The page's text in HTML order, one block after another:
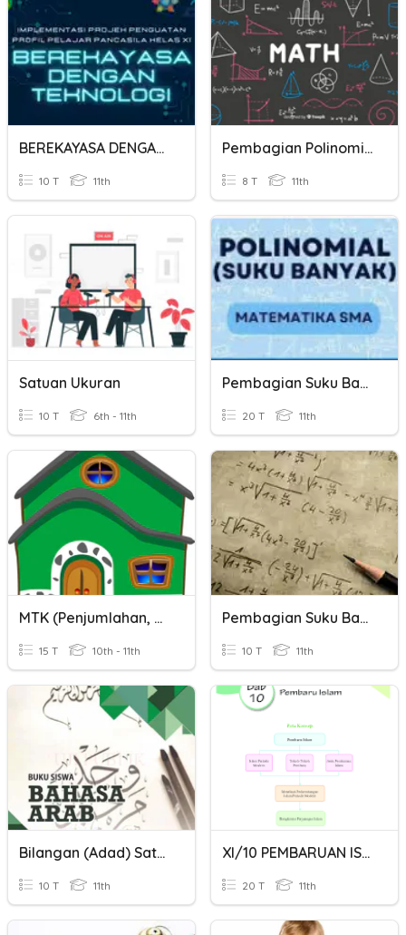
BEREKAYASA DENGAN TEKNOLOGI 1
10 T 11th
Pembagian Polinomial
8 T 11th
Satuan Ukuran
10 T 6th - 11th
Pembagian Suku Banyak
20 T 11th
MTK (Penjumlahan, Pengurangan, Pembagian Dan Perkalian)
15 T 10th - 11th
Pembagian Suku Banyak
10 T 11th
Bilangan (Adad) Satuan
10 T 11th
XI/10 PEMBARUAN ISLAM
20 T 11th